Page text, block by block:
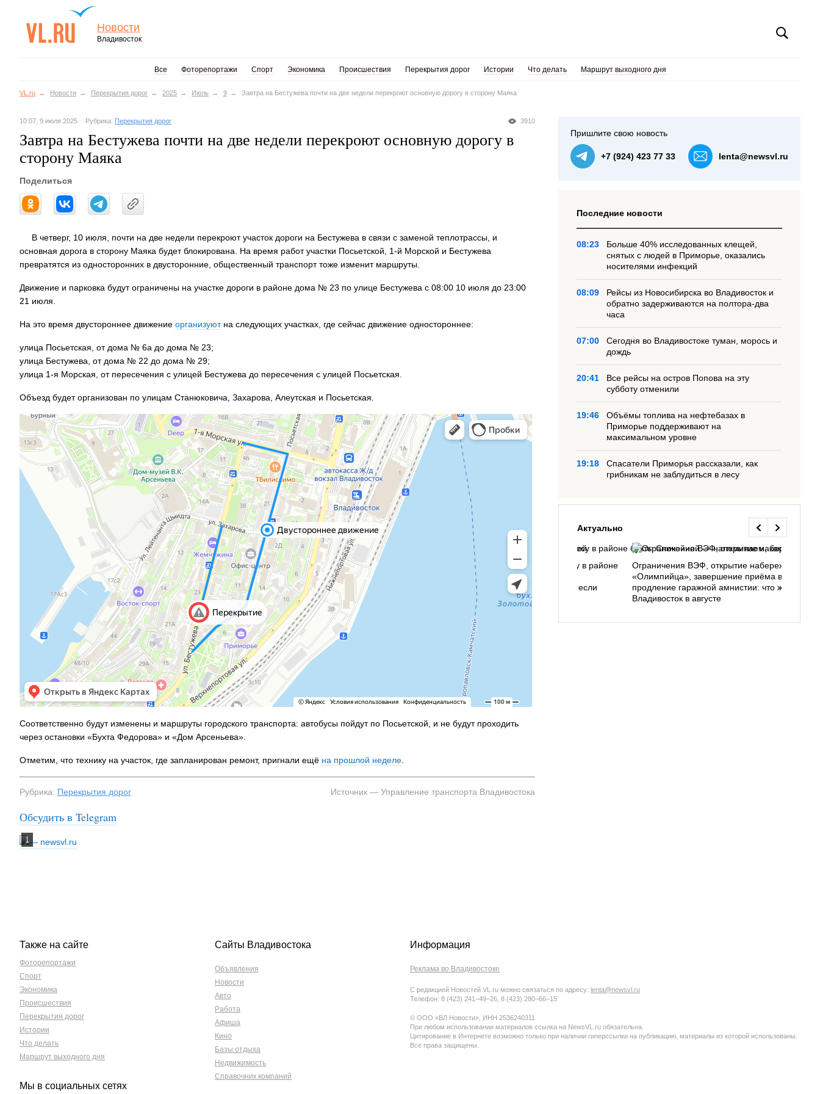
Новости
Владивосток
Все Фоторепортажи Спорт Экономика Происшествия Перекрытия дорог Истории Что делать Маршрут выходного дня
VL.ru Новости Перекрытия дорог 2025 Июль 9 Завтра на Бестужева почти на две недели перекроют основную дорогу в сторону Маяка
3910
10:07, 9 июля 2025 Рубрика: Перекрытия дорог
Завтра на Бестужева почти на две недели перекроют основную дорогу в
сторону Маяка
Поделиться
В четверг, 10 июля, почти на две недели перекроют участок дороги на Бестужева в связи с заменой теплотрассы, и
основная дорога в сторону Маяка будет блокирована. На время работ участки Посьетской, 1-й Морской и Бестужева
превратятся из односторонних в двусторонние, общественный транспорт тоже изменит маршруты.
Движение и парковка будут ограничены на участке дороги в районе дома № 23 по улице Бестужева с 08:00 10 июля до 23:00
21 июля.
На это время двустороннее движение организуютна следующих участках, где сейчас движение одностороннее:
улица Посьетская, от дома № 6а до дома № 23;
улица Бестужева, от дома № 22 до дома № 29;
улица 1-я Морская, от пересечения с улицей Бестужева до пересечения с улицей Посьетская.
Объезд будет организован по улицам Станюковича, Захарова, Алеутская и Посьетская.
Соответственно будут изменены и маршруты городского транспорта: автобусы пойдут по Посьетской, и не будут проходить
через остановки «Бухта Федорова» и «Дом Арсеньева».
Отметим, что технику на участок, где запланирован ремонт, пригнали ещё на прошлой неделе
Рубрика: Перекрытия дорог Источник — Управление транспорта Владивостока
Обсудить в Telegram
Пришлите свою новость
+7 (924) 423 77 33 lenta@newsvl.ru
Последние новости
08:23
Больше 40% исследованных клещей,
снятых с людей в Приморье, оказались
носителями инфекций
08:09
Рейсы из Новосибирска во Владивосток и
обратно задерживаются на полтора-два
часа
07:00
Сегодня во Владивостоке туман, морось и
дождь
20:41
Все рейсы на остров Попова на эту
субботу отменили
19:46
Объёмы топлива на нефтебазах в
Приморье поддерживают на
максимальном уровне
19:18
Спасатели Приморья рассказали, как
грибникам не заблудиться в лесу
Актуально
На заправках Владивостока снова подорожало
топливо – рост от 26 копеек до 17 рублей
Семья с ребёнком заблудилась в лесу в районе
бухты Спокойной — напоминаем, как
подготовиться к походу, и что делать, если
Ограничения ВЭФ, открытие набережной у
«Олимпийца», завершение приёма в вузы,
продление гаражной амнистии: что ждёт
Владивосток в августе
Также на сайте
Фоторепортажи
Спорт
Экономика
Происшествия
Перекрытия дорог
Истории
Что делать
Маршрут выходного дня
Мы в социальных сетях
Сайты Владивостока
Объявления
Новости
Авто
Работа
Афиша
Кино
Базы отдыха
Недвижимость
Справочник компаний
Информация
Реклама во Владивостоке
С редакцией Новостей VL.ru можно связаться по адресу: lenta@newsvl.ru
Телефон: 8 (423) 241−49−26, 8 (423) 280−66−15
© ООО «ВЛ Новости», ИНН 2536240311
При любом использовании материалов ссылка на NewsVL.ru обязательна.
Цитирование в Интернете возможно только при наличии гиперссылки на публикацию, материалы из которой использованы.
Все права защищены.